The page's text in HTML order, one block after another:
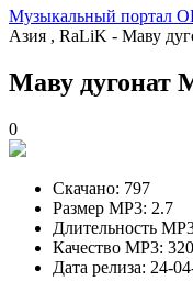
Музыкальный портал
Азия , RaLiK - Маву
Маву дугонат
0
Скачано: 797
Размер MP3: 2.7
Длительность
Качество MP3: 320
Дата релиза: 24-